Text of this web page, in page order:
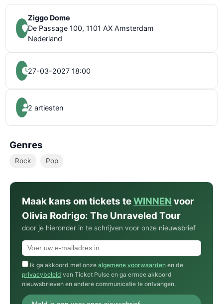
Ziggo Dome
De Passage 100, 1101 AX Amsterdam
Nederland
27-03-2027 18:00
2 artiesten
Genres
Rock Pop
Maak kans om tickets teWINNEN voor
Olivia Rodrigo: The Unraveled Tour
door je hieronder in te schrijven voor onze nieuwsbrief
Ik ga akkoord met onzealgemene voorwaarden en de
privacybeleid van Ticket Pulse en ga ermee akkoord
nieuwsbrieven en andere communicatie te ontvangen.